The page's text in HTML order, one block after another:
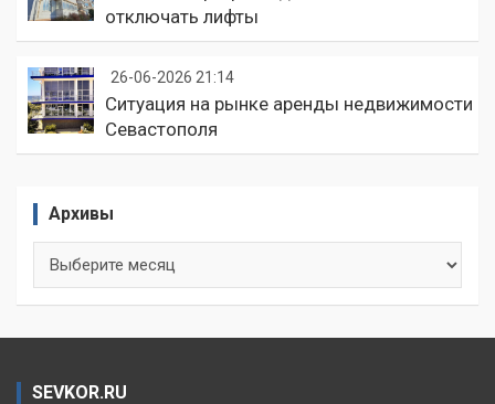
отключать лифты
26-06-2026 21:14
Ситуация на рынке аренды недвижимости
Севастополя
Архивы
SEVKOR.RU